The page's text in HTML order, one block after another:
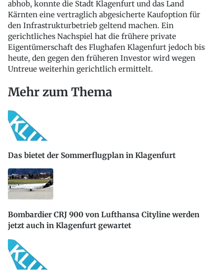
abhob, konnte die Stadt Klagenfurt und das Land
Kärnten eine vertraglich abgesicherte Kaufoption für
den Infrastrukturbetrieb geltend machen. Ein
gerichtliches Nachspiel hat die frühere private
Eigentümerschaft des Flughafen Klagenfurt jedoch bis
heute, den gegen den früheren Investor wird wegen
Untreue weiterhin gerichtlich ermittelt.
Mehr zum Thema
Das bietet der Sommerflugplan in Klagenfurt
Bombardier CRJ 900 von Lufthansa Cityline werden
jetzt auch in Klagenfurt gewartet